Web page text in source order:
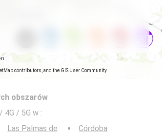
contributors, and the GIS User Community
obszarów
4G / 5G w :
Las Palmas de
Córdoba